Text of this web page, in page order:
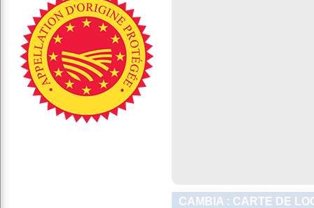
CAMBIA : CARTE DE